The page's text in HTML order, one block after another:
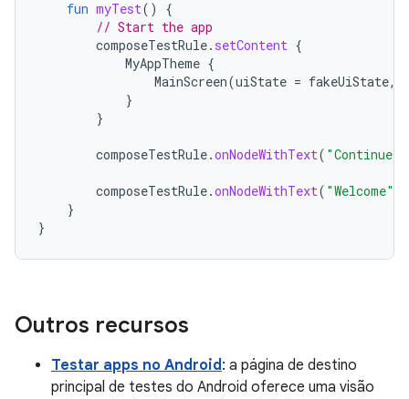
fun myTest()
{
// Start the app
composeTestRule. setContent {
MyAppTheme {
MainScreen(uiState = fakeUiState,
}
}
composeTestRule.onNodeWithText( "Continue"
composeTestRule.onNodeWithText( "Welcome"
}
}
Outros recursos
Testar apps no Android: a página de destino
principal de testes do Android oferece uma visão